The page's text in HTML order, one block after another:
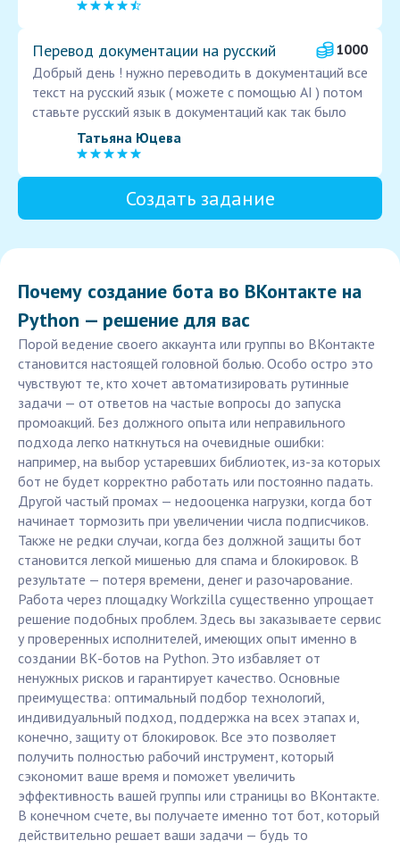
Перевод документации на русский
1000
Добрый день ! нужно переводить в документаций все
текст на русский язык ( можете с помощью AI ) потом
ставьте русский язык в документаций как так было
Татьяна Юцева
Создать задание
Почему создание бота во ВКонтакте на
Python — решение для вас
Порой ведение своего аккаунта или группы во ВКонтакте
становится настоящей головной болью. Особо остро это
чувствуют те, кто хочет автоматизировать рутинные
задачи — от ответов на частые вопросы до запуска
промоакций. Без должного опыта или неправильного
подхода легко наткнуться на очевидные ошибки:
например, на выбор устаревших библиотек, из-за которых
бот не будет корректно работать или постоянно падать.
Другой частый промах — недооценка нагрузки, когда бот
начинает тормозить при увеличении числа подписчиков.
Также не редки случаи, когда без должной защиты бот
становится легкой мишенью для спама и блокировок. В
результате — потеря времени, денег и разочарование.
Работа через площадку Workzilla существенно упрощает
решение подобных проблем. Здесь вы заказываете сервис
у проверенных исполнителей, имеющих опыт именно в
создании ВК-ботов на Python. Это избавляет от
ненужных рисков и гарантирует качество. Основные
преимущества: оптимальный подбор технологий,
индивидуальный подход, поддержка на всех этапах и,
конечно, защиту от блокировок. Все это позволяет
получить полностью рабочий инструмент, который
сэкономит ваше время и поможет увеличить
эффективность вашей группы или страницы во ВКонтакте.
В конечном счете, вы получаете именно тот бот, который
действительно решает ваши задачи — будь то